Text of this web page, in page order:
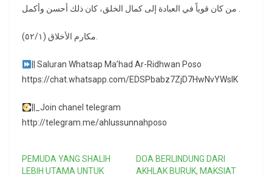
من كان قوياً في العبادة إلى كمال الخلق، كان ذلك أحسن وأكمل .
مكارم الأخلاق (٥٢/١).
|| Saluran Whatsap Ma’had Ar-Ridhwan Poso
https://chat.whatsapp.com/EDSPbabz7ZjD7HwNvYWslK
||_Join chanel telegram
http://telegram.me/ahlussunnahposo
PEMUDA YANG SHALIH
LEBIH UTAMA UNTUK
DOA BERLINDUNG DARI
AKHLAK BURUK, MAKSIAT